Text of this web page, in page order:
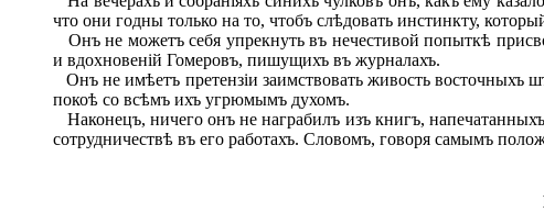
что они годны только на то, чтобъ слѣдовать инстинкту,
Онъ не можетъ себя упрекнуть въ нечестивой попыткѣ
и вдохновеній Гомеровъ, пишущихъ въ журналахъ.
Онъ не имѣетъ претензіи заимствовать живость восточныхъ
покоѣ со всѣмъ ихъ угрюмымъ духомъ.
Наконецъ, ничего онъ не награбилъ изъ книгъ,
сотрудничествѣ въ его работахъ. Словомъ, говоря самымъ